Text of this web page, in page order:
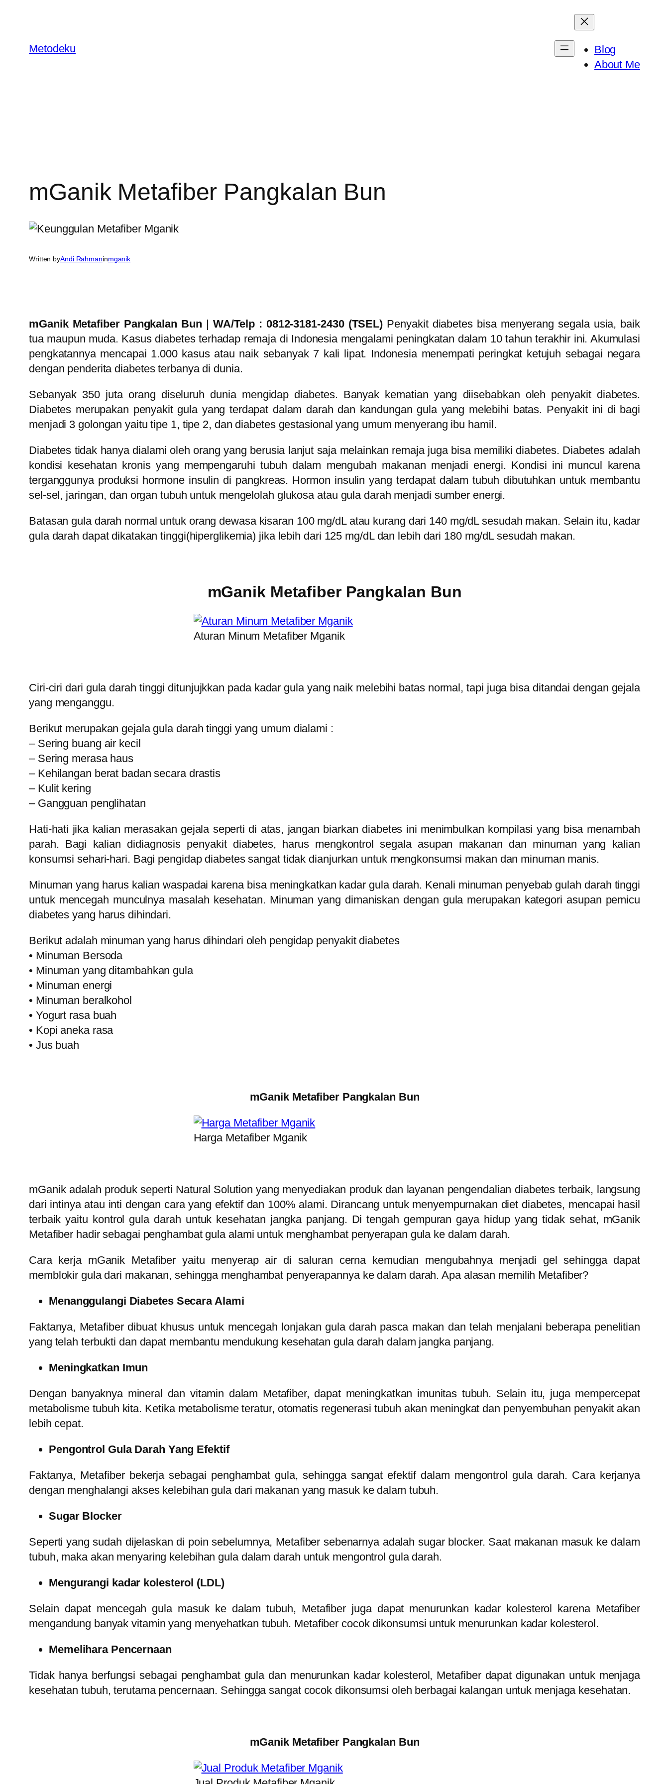
Metodeku
Blog
About Me
mGanik Metafiber Pangkalan Bun
Written byAndi Rahmaninmganik
mGanik Metafiber Pangkalan Bun |WA/Telp : 0812-3181-2430 (TSEL) Penyakit diabetes bisa menyerang segala usia, baik
tua maupun muda. Kasus diabetes terhadap remaja di Indonesia mengalami peningkatan dalam 10 tahun terakhir ini. Akumulasi
pengkatannya mencapai 1.000 kasus atau naik sebanyak 7 kali lipat. Indonesia menempati peringkat ketujuh sebagai negara
dengan penderita diabetes terbanya di dunia.
Sebanyak 350 juta orang diseluruh dunia mengidap diabetes. Banyak kematian yang diisebabkan oleh penyakit diabetes.
Diabetes merupakan penyakit gula yang terdapat dalam darah dan kandungan gula yang melebihi batas. Penyakit ini di bagi
menjadi 3 golongan yaitu tipe 1, tipe 2, dan diabetes gestasional yang umum menyerang ibu hamil.
Diabetes tidak hanya dialami oleh orang yang berusia lanjut saja melainkan remaja juga bisa memiliki diabetes. Diabetes adalah
kondisi kesehatan kronis yang mempengaruhi tubuh dalam mengubah makanan menjadi energi. Kondisi ini muncul karena
terganggunya produksi hormone insulin di pangkreas. Hormon insulin yang terdapat dalam tubuh dibutuhkan untuk membantu
sel-sel, jaringan, dan organ tubuh untuk mengelolah glukosa atau gula darah menjadi sumber energi.
Batasan gula darah normal untuk orang dewasa kisaran 100 mg/dL atau kurang dari 140 mg/dL sesudah makan. Selain itu, kadar
gula darah dapat dikatakan tinggi(hiperglikemia) jika lebih dari 125 mg/dL dan lebih dari 180 mg/dL sesudah makan.
mGanik Metafiber Pangkalan Bun
Aturan Minum Metafiber Mganik
Ciri-ciri dari gula darah tinggi ditunjujkkan pada kadar gula yang naik melebihi batas normal, tapi juga bisa ditandai dengan gejala
yang menganggu.
Berikut merupakan gejala gula darah tinggi yang umum dialami :
– Sering buang air kecil
– Sering merasa haus
– Kehilangan berat badan secara drastis
– Kulit kering
– Gangguan penglihatan
Hati-hati jika kalian merasakan gejala seperti di atas, jangan biarkan diabetes ini menimbulkan kompilasi yang bisa menambah
parah. Bagi kalian didiagnosis penyakit diabetes, harus mengkontrol segala asupan makanan dan minuman yang kalian
konsumsi sehari-hari. Bagi pengidap diabetes sangat tidak dianjurkan untuk mengkonsumsi makan dan minuman manis.
Minuman yang harus kalian waspadai karena bisa meningkatkan kadar gula darah. Kenali minuman penyebab gulah darah tinggi
untuk mencegah munculnya masalah kesehatan. Minuman yang dimaniskan dengan gula merupakan kategori asupan pemicu
diabetes yang harus dihindari.
Berikut adalah minuman yang harus dihindari oleh pengidap penyakit diabetes
• Minuman Bersoda
• Minuman yang ditambahkan gula
• Minuman energi
• Minuman beralkohol
• Yogurt rasa buah
• Kopi aneka rasa
• Jus buah
mGanik Metafiber Pangkalan Bun
Harga Metafiber Mganik
mGanik adalah produk seperti Natural Solution yang menyediakan produk dan layanan pengendalian diabetes terbaik, langsung
dari intinya atau inti dengan cara yang efektif dan 100% alami. Dirancang untuk menyempurnakan diet diabetes, mencapai hasil
terbaik yaitu kontrol gula darah untuk kesehatan jangka panjang. Di tengah gempuran gaya hidup yang tidak sehat, mGanik
Metafiber hadir sebagai penghambat gula alami untuk menghambat penyerapan gula ke dalam darah.
Cara kerja mGanik Metafiber yaitu menyerap air di saluran cerna kemudian mengubahnya menjadi gel sehingga dapat
memblokir gula dari makanan, sehingga menghambat penyerapannya ke dalam darah. Apa alasan memilih Metafiber?
Menanggulangi Diabetes Secara Alami
Faktanya, Metafiber dibuat khusus untuk mencegah lonjakan gula darah pasca makan dan telah menjalani beberapa penelitian
yang telah terbukti dan dapat membantu mendukung kesehatan gula darah dalam jangka panjang.
Meningkatkan Imun
Dengan banyaknya mineral dan vitamin dalam Metafiber, dapat meningkatkan imunitas tubuh. Selain itu, juga mempercepat
metabolisme tubuh kita. Ketika metabolisme teratur, otomatis regenerasi tubuh akan meningkat dan penyembuhan penyakit akan
lebih cepat.
Pengontrol Gula Darah Yang Efektif
Faktanya, Metafiber bekerja sebagai penghambat gula, sehingga sangat efektif dalam mengontrol gula darah. Cara kerjanya
dengan menghalangi akses kelebihan gula dari makanan yang masuk ke dalam tubuh.
Sugar Blocker
Seperti yang sudah dijelaskan di poin sebelumnya, Metafiber sebenarnya adalah sugar blocker. Saat makanan masuk ke dalam
tubuh, maka akan menyaring kelebihan gula dalam darah untuk mengontrol gula darah.
Mengurangi kadar kolesterol (LDL)
Selain dapat mencegah gula masuk ke dalam tubuh, Metafiber juga dapat menurunkan kadar kolesterol karena Metafiber
mengandung banyak vitamin yang menyehatkan tubuh. Metafiber cocok dikonsumsi untuk menurunkan kadar kolesterol.
Memelihara Pencernaan
Tidak hanya berfungsi sebagai penghambat gula dan menurunkan kadar kolesterol, Metafiber dapat digunakan untuk menjaga
kesehatan tubuh, terutama pencernaan. Sehingga sangat cocok dikonsumsi oleh berbagai kalangan untuk menjaga kesehatan.
mGanik Metafiber Pangkalan Bun